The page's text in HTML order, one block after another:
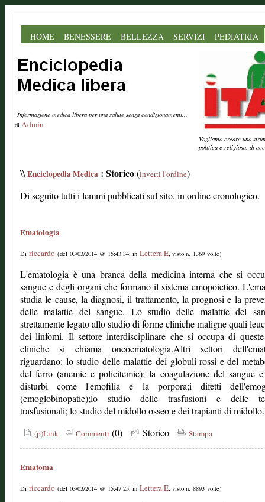
HOME BENESSERE BELLEZZA SERVIZI PEDIATRIA
Informazione medica libera per una salute senza condizionamenti...
di Admin
Vogliamo creare uno
politica e religiosa, di
\\Enciclopedia Medica : Storico(inverti l'ordine)
Di seguito tutti i lemmi pubblicati sul sito, in ordine cronologico.
Ematologia
Di riccardo (del 03/03/2014 @ 15:43:34, in Lettera E, visto n. 1369 volte)
L'ematologia è una branca della medicina interna che si
sangue e degli organi che formano il sistema emopoietico.
studia le cause, la diagnosi, il trattamento, la prognosi e la
delle malattie del sangue. Lo studio delle malattie del
strettamente legato allo studio di forme cliniche maligne quali
dei linfomi. Il settore interdisciplinare che si occupa di
cliniche si chiama oncoematologia.Altri settori
riguardano: lo studio delle malattie dei globuli rossi e del
del ferro (anemie e policitemie); la coagulazione del sangue
disturbi come l'emofilia e la porpora;i difetti
(emoglobinopatie);lo studio delle trasfusioni e delle
trasfusionali; lo studio del midollo osseo e dei trapianti di midollo.
(p)Link Commenti (0) Storico Stampa
Ematoma
Di riccardo (del 03/03/2014 @ 15:47:25, in Lettera E, visto n. 8893 volte)